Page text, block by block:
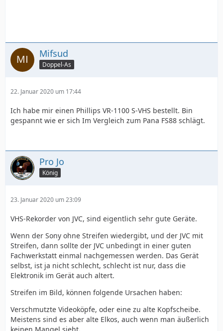
Mifsud
Doppel-As
22. Januar 2020 um 17:44
Ich habe mir einen Phillips VR-1100 S-VHS bestellt. Bin
gespannt wie er sich Im Vergleich zum Pana FS88 schlägt.
Pro Jo
König
23. Januar 2020 um 23:09
VHS-Rekorder von JVC, sind eigentlich sehr gute Geräte.
Wenn der Sony ohne Streifen wiedergibt, und der JVC mit
Streifen, dann sollte der JVC unbedingt in einer guten
Fachwerkstatt einmal nachgemessen werden. Das Gerät
selbst, ist ja nicht schlecht, schlecht ist nur, dass die
Elektronik im Gerät auch altert.
Streifen im Bild, können folgende Ursachen haben:
Verschmutzte Videoköpfe, oder eine zu alte Kopfscheibe.
Meistens sind es aber alte Elkos, auch wenn man äußerlich
keinen Mangel sieht.